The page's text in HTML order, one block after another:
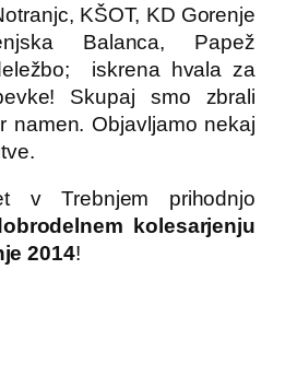
KŠOT, KD Gorenje
Balanca, Papež
iskrena hvala za
Skupaj smo zbrali
namen. Objavljamo nekaj
v Trebnjem prihodnjo
kolesarjenju
2014!